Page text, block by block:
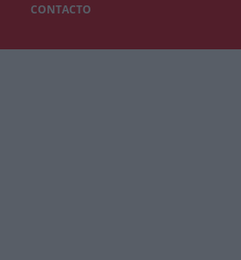
CONTACTO